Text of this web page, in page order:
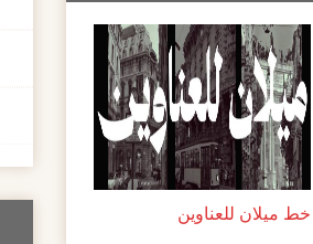
خط ميلان للعناوين